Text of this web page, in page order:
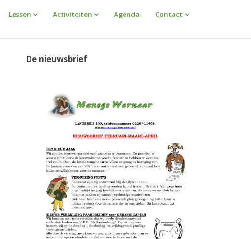
Lessen Activiteiten Agenda Contact
De nieuwsbrief